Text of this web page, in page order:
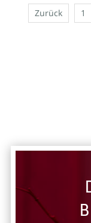
Zurück 1